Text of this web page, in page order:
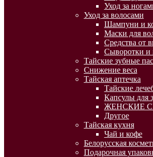
Уход за
Уход за волосами
Шампуни и
Маски для
Средства от
Сыворотки и
Тайские зубные
Снижение веса
Тайская аптечка
Тайские
Капсулы для
ЖЕНСКИЕ
Другое
Тайская кухня
Чай и кофе
Белорусская
Подарочная